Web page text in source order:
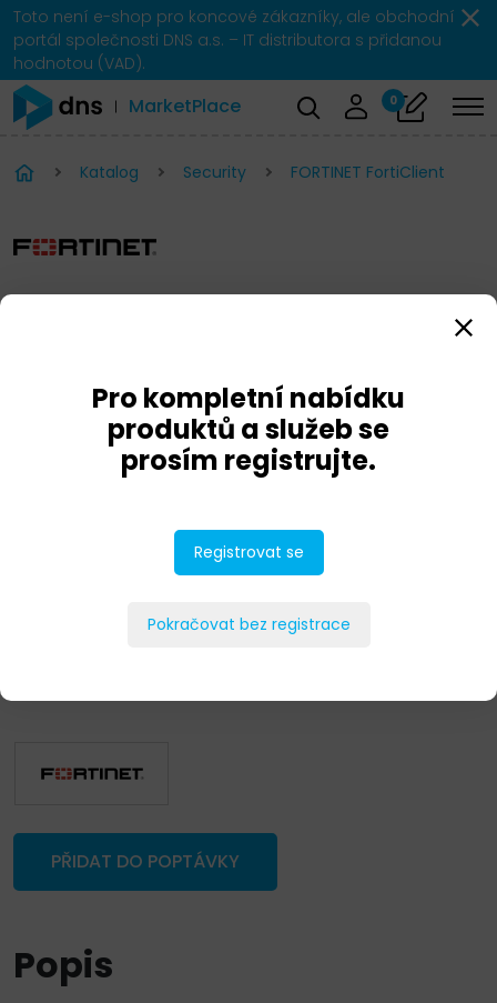
Toto není e-shop pro koncové zákazníky, ale obchodní
portál společnosti DNS a.s. – IT distributora s přidanou
hodnotou (VAD).
MarketPlace 0
Katalog Security FORTINET FortiClient
PŘIDAT DO POPTÁVKY
Popis
Pro kompletní nabídku
produktů a služeb se
prosím registrujte.
Registrovat se
Pokračovat bez registrace